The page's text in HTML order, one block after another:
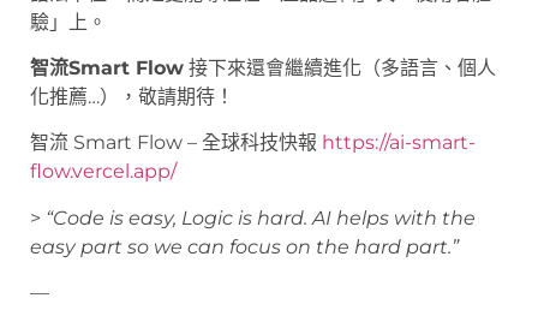
驗」上。
智流Smart Flow 接下來還會繼續進化（多語言、個人
化推薦…），敬請期待！
智流 Smart Flow – 全球科技快報 https://ai-smart-
flow.vercel.app/
> “Code is easy, Logic is hard. AI helps with the
easy part so we can focus on the hard part.”
—